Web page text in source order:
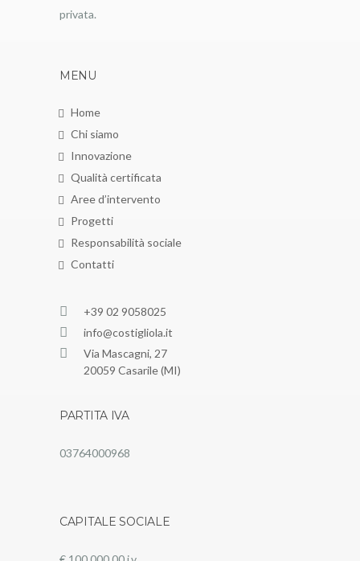
privata.
MENU
Home
Chi siamo
Innovazione
Qualità certificata
Aree d’intervento
Progetti
Responsabilità sociale
Contatti
+39 02 9058025
info@costigliola.it
Via Mascagni, 27
20059 Casarile (MI)
PARTITA IVA
03764000968
CAPITALE SOCIALE